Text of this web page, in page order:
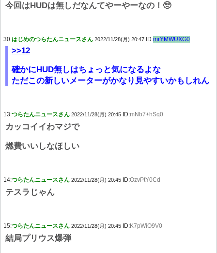
今回はHUDは無しだなんてやーやーなの！🥺
30:はじめのつらたんニュースさん 2022/11/28(月) 20:47 ID:mrYMWUXG0
>>12
確かにHUD無しはちょっと気になるよな
ただこの新しいメーターがかなり見やすいかもしれん
13:つらたんニュースさん 2022/11/28(月) 20:45 ID:mNb7+hSq0
カッコイイわマジで
燃費いいしなほしい
14:つらたんニュースさん 2022/11/28(月) 20:45 ID:OzvPtY0Cd
テスラじゃん
15:つらたんニュースさん 2022/11/28(月) 20:45 ID:K7pWiO9V0
結局プリウス爆弾